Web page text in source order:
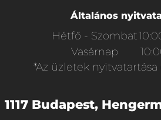
Általános
Hétfő - Szombat
Vasárnap
*Az üzletek
1117 Budapest,